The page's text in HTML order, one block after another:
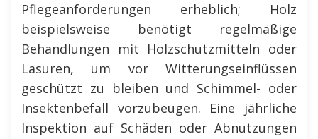
Pflegeanforderungen erheblich; Holz
beispielsweise benötigt regelmäßige
Behandlungen mit Holzschutzmitteln oder
Lasuren, um vor Witterungseinflüssen
geschützt zu bleiben und Schimmel- oder
Insektenbefall vorzubeugen. Eine jährliche
Inspektion auf Schäden oder Abnutzungen